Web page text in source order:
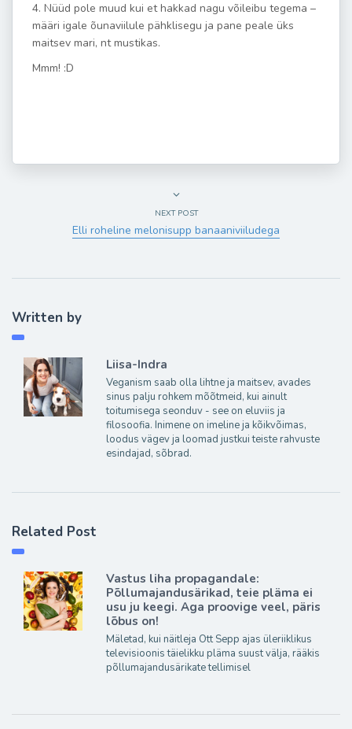
4. Nüüd pole muud kui et hakkad nagu võileibu tegema –
määri igale õunaviilule pähklisegu ja pane peale üks
maitsev mari, nt mustikas.
Mmm! :D
NEXT POST
Elli roheline melonisupp banaaniviiludega
Written by
Liisa-Indra
Veganism saab olla lihtne ja maitsev, avades
sinus palju rohkem mõõtmeid, kui ainult
toitumisega seonduv - see on eluviis ja
filosoofia. Inimene on imeline ja kõikvõimas,
loodus vägev ja loomad justkui teiste rahvuste
esindajad, sõbrad.
Related Post
Vastus liha propagandale:
Põllumajandusärikad, teie pläma ei
usu ju keegi. Aga proovige veel, päris
lõbus on!
Mäletad, kui näitleja Ott Sepp ajas üleriiklikus
televisioonis täielikku pläma suust välja, rääkis
põllumajandusärikate tellimisel